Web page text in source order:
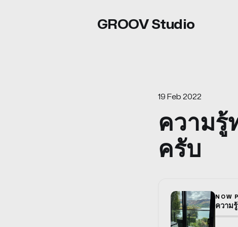
GROOV Studio
19 Feb 2022
ความรู้
ครับ
NOW
ความ